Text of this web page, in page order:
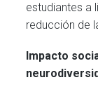
estudiantes a
reducción de
Impacto